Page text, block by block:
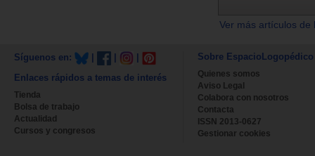
Ver más artículos
Síguenos en:
Enlaces rápidos a temas de interés
Tienda
Bolsa de trabajo
Actualidad
Cursos y congresos
Sobre EspacioLogopédico
Quienes somos
Aviso Legal
Colabora con nosotros
Contacta
ISSN 2013-0627
Gestionar cookies